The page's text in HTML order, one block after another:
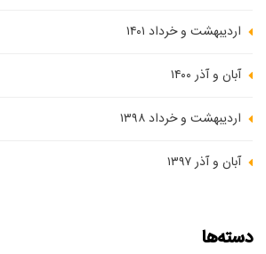
اردیبهشت و خرداد ۱۴۰۱
آبان و آذر ۱۴۰۰
اردیبهشت و خرداد ۱۳۹۸
آبان و آذر ۱۳۹۷
دسته‌ها